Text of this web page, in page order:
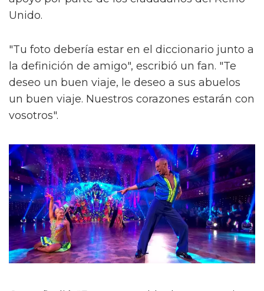
Unido.
"Tu foto debería estar en el diccionario junto a
la definición de amigo", escribió un fan. "Te
deseo un buen viaje, le deseo a sus abuelos
un buen viaje. Nuestros corazones estarán con
vosotros".